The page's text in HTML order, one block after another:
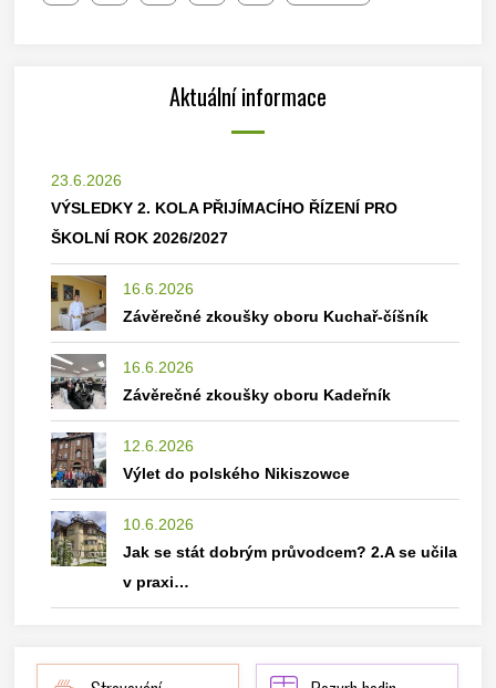
Aktuální informace
23.6.2026
VÝSLEDKY 2. KOLA PŘIJÍMACÍHO ŘÍZENÍ PRO
ŠKOLNÍ ROK 2026/2027
16.6.2026
Závěrečné zkoušky oboru Kuchař-číšník
16.6.2026
Závěrečné zkoušky oboru Kadeřník
12.6.2026
Výlet do polského Nikiszowce
10.6.2026
Jak se stát dobrým průvodcem? 2.A se učila
v praxi…